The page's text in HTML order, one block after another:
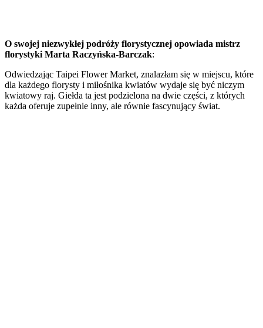
O swojej niezwykłej podróży florystycznej opowiada mistrz
florystyki Marta Raczyńska-Barczak:
Odwiedzając Taipei Flower Market, znalazłam się w miejscu, które
dla każdego florysty i miłośnika kwiatów wydaje się być niczym
kwiatowy raj. Giełda ta jest podzielona na dwie części, z których
każda oferuje zupełnie inny, ale równie fascynujący świat.